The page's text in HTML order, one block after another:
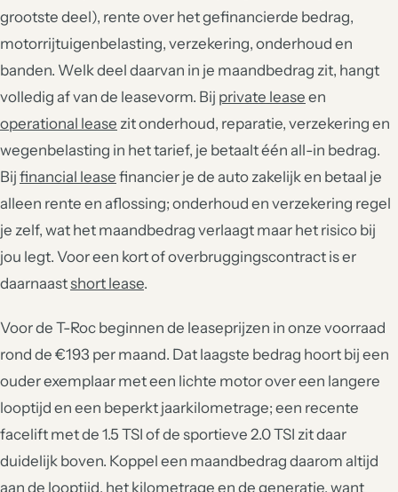
grootste deel), rente over het gefinancierde bedrag,
motorrijtuigenbelasting, verzekering, onderhoud en
banden. Welk deel daarvan in je maandbedrag zit, hangt
volledig af van de leasevorm. Bij private lease en
operational lease zit onderhoud, reparatie, verzekering en
wegenbelasting in het tarief, je betaalt één all-in bedrag.
Bij financial lease financier je de auto zakelijk en betaal je
alleen rente en aflossing; onderhoud en verzekering regel
je zelf, wat het maandbedrag verlaagt maar het risico bij
jou legt. Voor een kort of overbruggingscontract is er
daarnaastshort lease.
Voor de T-Roc beginnen de leaseprijzen in onze voorraad
rond de €193 per maand. Dat laagste bedrag hoort bij een
ouder exemplaar met een lichte motor over een langere
looptijd en een beperkt jaarkilometrage; een recente
facelift met de 1.5 TSI of de sportieve 2.0 TSI zit daar
duidelijk boven. Koppel een maandbedrag daarom altijd
aan de looptijd, het kilometrage en de generatie, want